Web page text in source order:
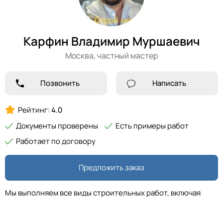
Карфин Владимир Муршаевич
Москва,частный мастер
Позвонить Написать
Рейтинг:4.0
Документы проверены
Есть примеры работ
Работает по договору
Предложить заказ
Мы выполняем все виды строительных работ, включая